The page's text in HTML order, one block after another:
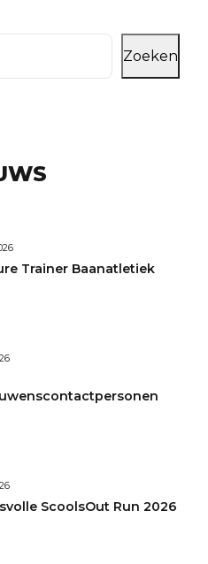
Zoeken
Trainer Baanatletiek
ScoolsOut Run 2026